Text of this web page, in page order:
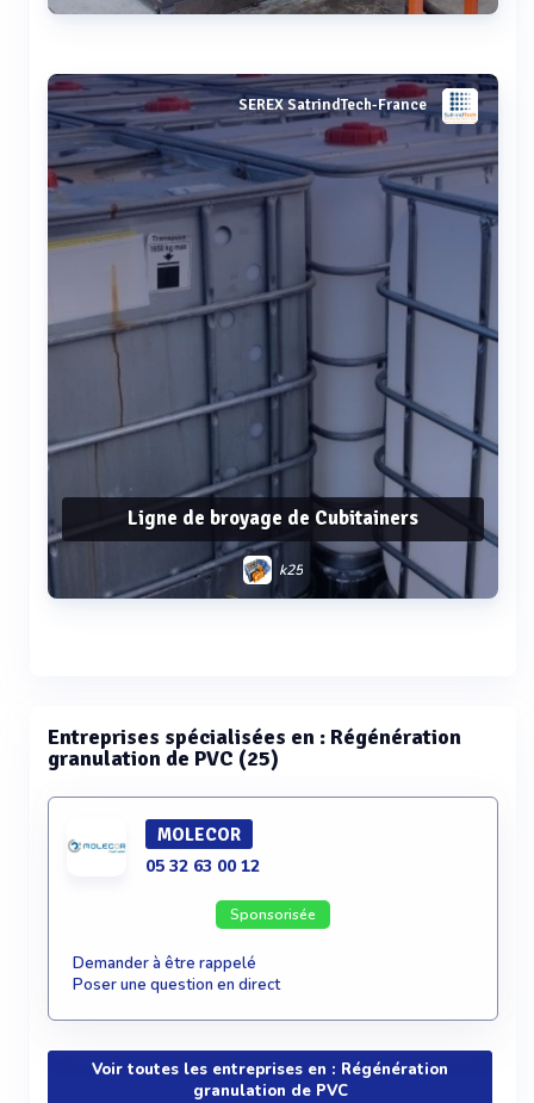
Voir plus
SEREX SatrindTech-France
Ligne de broyage de Cubitainers
k25
Entreprises spécialisées en : Régénération
granulation de PVC (25)
MOLECOR
05 32 63 00 12
Sponsorisée
Demander à être rappelé
Poser une question en direct
Voir toutes les entreprises en : Régénération
granulation de PVC